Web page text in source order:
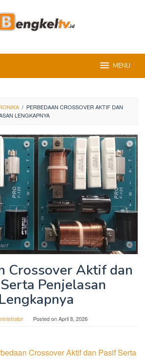
MENU
/ PERBEDAAN CROSSOVER AKTIF DAN
LENGKAPNYA
Crossover Aktif dan
Penjelasan
Lengkapnya
Posted onApril 8, 2026
Crossover Aktif dan Pasif Serta